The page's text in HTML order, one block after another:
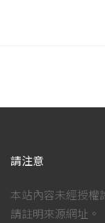
請注意
本站內容未經授權
請註明來源網址。